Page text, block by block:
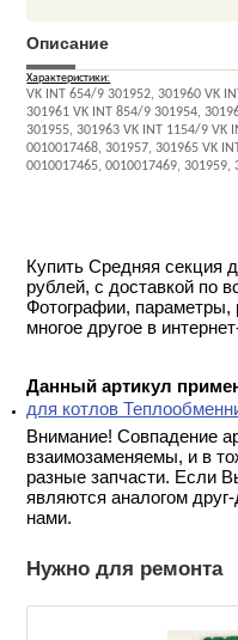
Описание
Характеристики:
VK INT 654/9 301952, 301960 VK
301961 VK INT 854/9 301954,
301955, 301963 VK INT 1154/9 VK
0010017468, 301957, 301965 VK
0010017465, 0010017469,
Купить Средняя секция
рублей, с доставкой по
Фотографии,
многое другое в
Данный артикул
для котлов
Внимание! Совпадение
взаимозаменяемы, и в
разные запчасти. Если
являются аналогом
нами.
Нужно для ремонта